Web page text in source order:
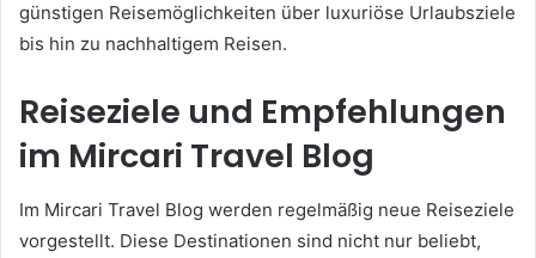
günstigen Reisemöglichkeiten über luxuriöse Urlaubsziele
bis hin zu nachhaltigem Reisen.
Reiseziele und Empfehlungen
im Mircari Travel Blog
Im Mircari Travel Blog werden regelmäßig neue Reiseziele
vorgestellt. Diese Destinationen sind nicht nur beliebt,